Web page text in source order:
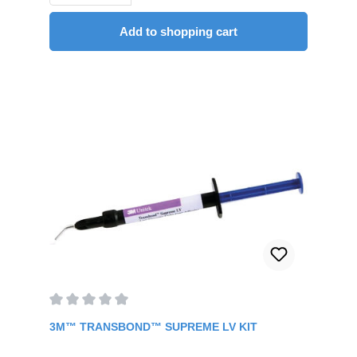
with all 3M light-curing adhesivesContent: 6 ml
Add to shopping cart
3M™ TRANSBOND™ SUPREME LV KIT